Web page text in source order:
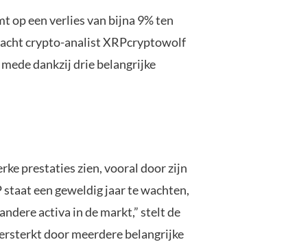
op een verlies van bijna 9% ten
crypto-analist XRPcryptowolf
dankzij drie belangrijke
prestaties zien, vooral door zijn
een geweldig jaar te wachten,
activa in de markt,” stelt de
door meerdere belangrijke